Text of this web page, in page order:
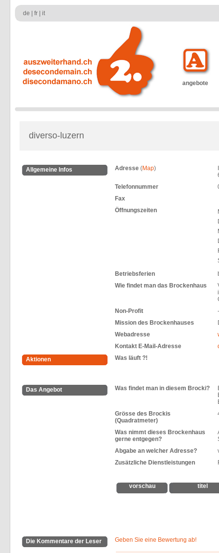
de fr it
angebote
diverso-luzern
Allgemeine Infos Adresse (Map)
Telefonnummer
Fax
Öffnungszeiten
Betriebsferien
Wie findet man das Brockenhaus
Non-Profit
-
Mission des Brockenhauses
Webadresse
Kontakt E-Mail-Adresse
Aktionen
Was läuft ?!
Das Angebot Was findet man in diesem Brocki?
Grösse des Brockis
(Quadratmeter)
Was nimmt dieses Brockenhaus
gerne entgegen?
Abgabe an welcher Adresse?
Zusätzliche Dienstleistungen
vorschau titel
Die Kommentare der Leser Geben Sie eine Bewertung ab!